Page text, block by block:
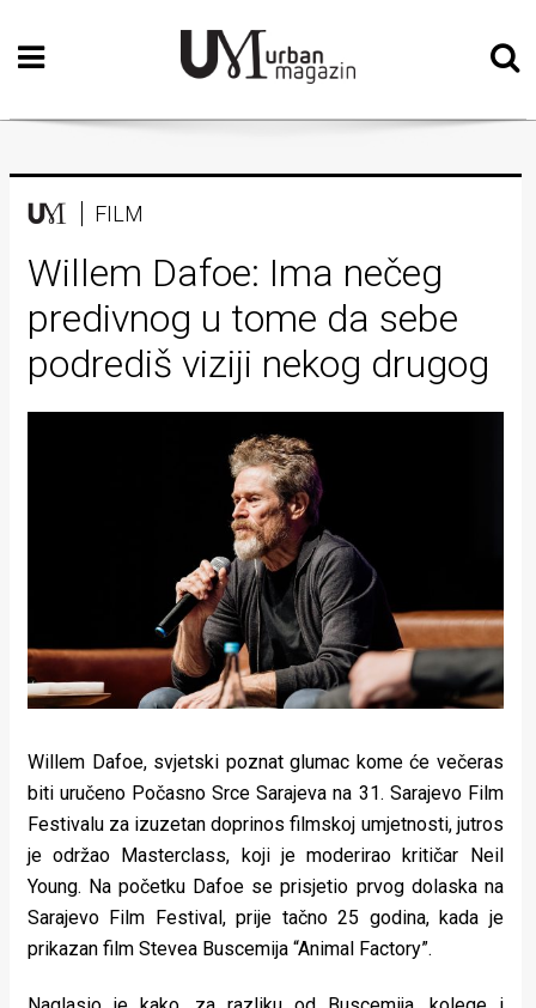
Početna
Vizualne
Teatar
Književnost
Muzika
Film
Intervju
Fashion
Zdravlje
Za
stolom
Život
pokretu
Ideje
FILM
Willem Dafoe: Ima nečeg
predivnog u tome da sebe
podrediš viziji nekog drugog
Willem Dafoe, svjetski poznat glumac kome će večeras
biti uručeno Počasno Srce Sarajeva na 31. Sarajevo Film
Festivalu za izuzetan doprinos filmskoj umjetnosti, jutros
je održao Masterclass, koji je moderirao kritičar Neil
Young. Na početku Dafoe se prisjetio prvog dolaska na
Sarajevo Film Festival, prije tačno 25 godina, kada je
prikazan film Stevea Buscemija “Animal Factory”.